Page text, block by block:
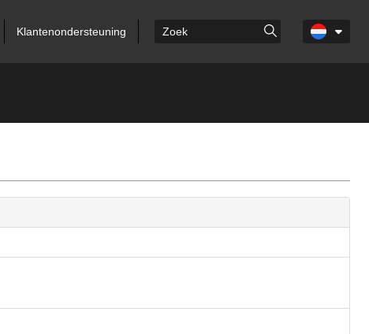
Klantenondersteuning